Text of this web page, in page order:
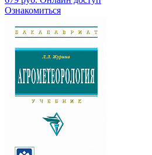
Ознакомиться